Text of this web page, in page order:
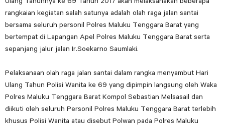
rangkaian kegiatan salah satunya adalah olah raga jalan santai
bersama seluruh personil Polres Maluku Tenggara Barat yang
bertempat di Lapangan Apel Polres Maluku Tenggara Barat serta
sepanjang jalur jalan Ir.Soekarno Saumlaki.
Pelaksanaan olah raga jalan santai dalam rangka menyambut Hari
Ulang Tahun Polisi Wanita ke 69 yang dipimpin langsung oleh Waka
Polres Maluku Tenggara Barat Kompol Sebastian Melsasail dan
diikuti oleh seluruh Personil Polres Maluku Tenggara Barat terlebih
khusus Polisi Wanita atau disebut Polwan pada Polres Maluku